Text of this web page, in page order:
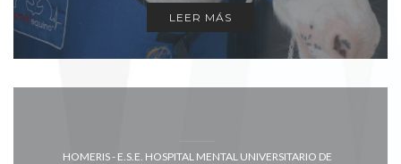
LEER MÁS
HOMERIS - E.S.E. HOSPITAL MENTAL UNIVERSITARIO DE